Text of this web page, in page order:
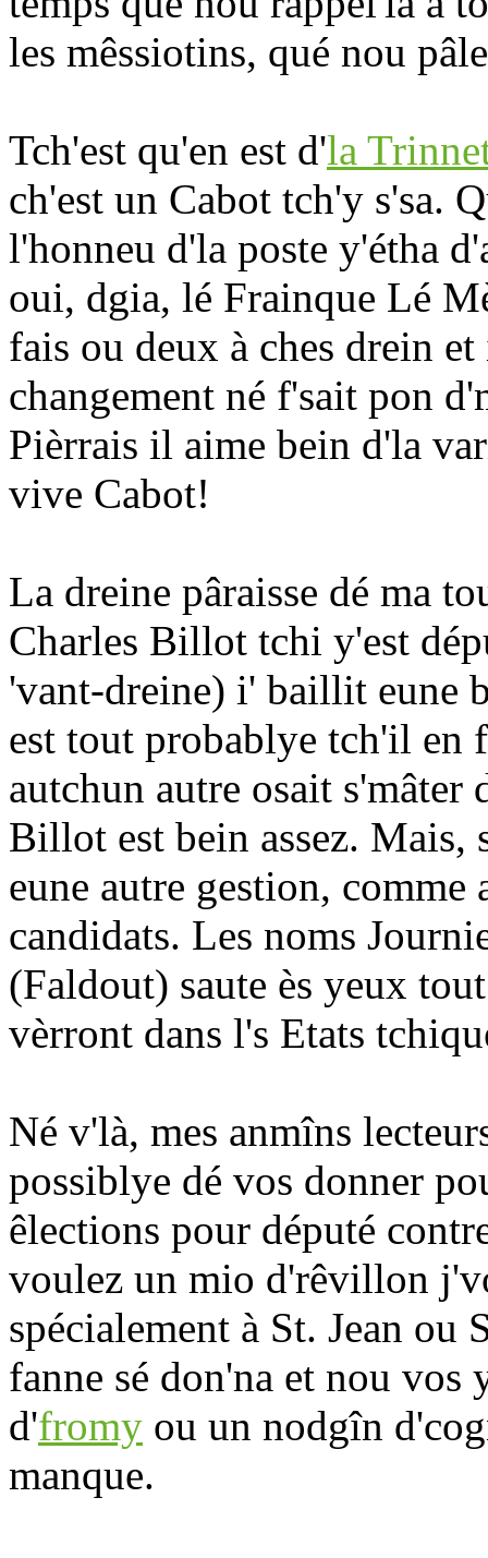
les mêssiotins, qué nou
Tch'est qu'en est d'la
ch'est un Cabot tch'y s'sa.
l'honneu d'la poste y'étha
oui, dgia, lé Frainque Lé
fais ou deux à ches drein
changement né f'sait pon
Pièrrais il aime bein d'la
vive Cabot!
La dreine pâraisse dé ma
Charles Billot tchi y'est
'vant-dreine) i' baillit eune
est tout probablye tch'il en
autchun autre osait
Billot est bein assez.
eune autre gestion,
candidats. Les noms
(Faldout) saute ès yeux
vèrront dans l's Etats
Né v'là, mes anmîns
possiblye dé vos donner
êlections pour député
voulez un mio d'rêvillon
spécialement à St. Jean
fanne sé don'na et nou
d'fromy ou un nodgîn
manque.